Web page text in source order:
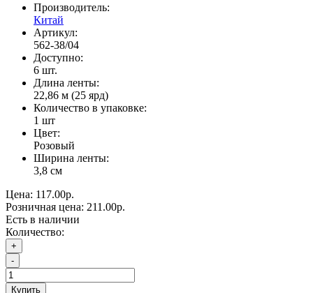
Производитель:
Китай
Артикул:
562-38/04
Доступно:
6 шт.
Длина ленты:
22,86 м (25 ярд)
Количество в упаковке:
1 шт
Цвет:
Розовый
Ширина ленты:
3,8 см
Цена: 117.00р.
Розничная цена: 211.00р.
Есть в наличии
Количество:
+
-
Купить